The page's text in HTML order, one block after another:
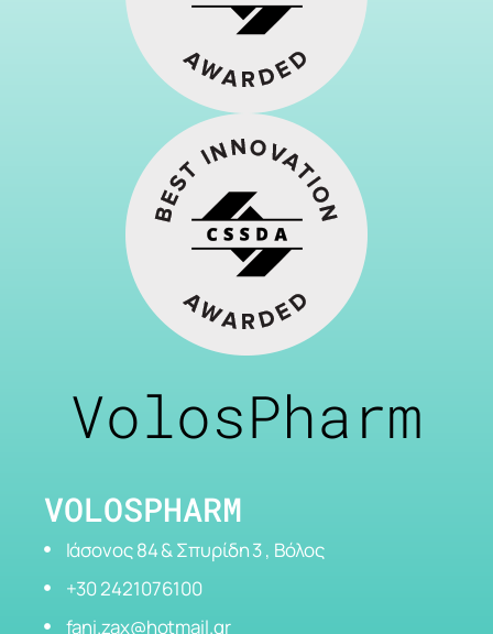
VolosPharm
VOLOSPHARM
Ιάσονος 84 & Σπυρίδη 3 , Βόλος
+30 2421076100
fani.zax@hotmail.gr